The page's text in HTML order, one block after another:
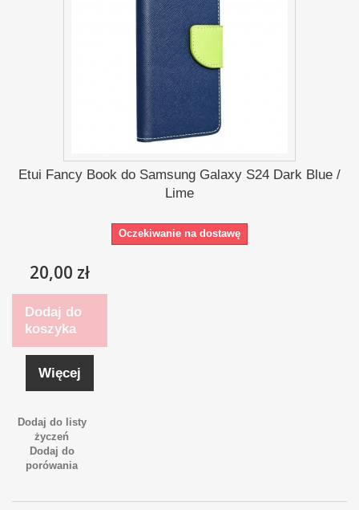
Etui Fancy Book do Samsung Galaxy S24 Dark Blue /
Lime
Oczekiwanie na dostawę
20,00 zł
Dodaj do
koszyka
Więcej
Dodaj do listy
życzeń
Dodaj do
porówania